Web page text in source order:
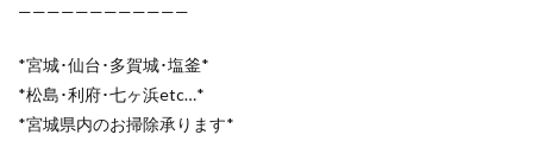
————————————
*宮城･仙台･多賀城･塩釜*
*松島･利府･七ヶ浜etc…*
*宮城県内のお掃除承ります*